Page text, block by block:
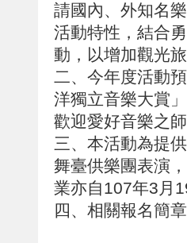
請國內、外知名
活動特性，結合
動，以增加觀光
二、今年度活動
洋獨立音樂大賞
歡迎愛好音樂之
三、本活動為提
舞臺供樂團表演
業亦自107年3月
四、 相關報名簡章